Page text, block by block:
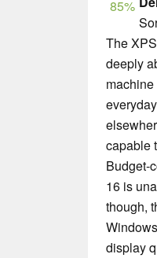
85%
The
deeply
capable
Budget-
16 is
though,
display